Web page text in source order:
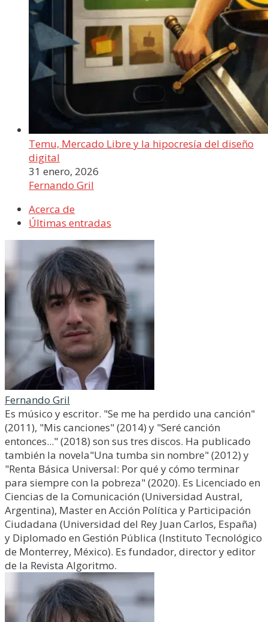
Temu, Mercado Libre y la hipocresía del diseño
digital
31 enero, 2026
Fernando Gril
Acerca de
Últimas entradas
Fernando Gril
Es músico y escritor. "Se me ha perdido una canción"
(2011), "Mis canciones" (2014) y "Seré canción
entonces..." (2018) son sus tres discos. Ha publicado
también la novela"Una tumba sin nombre" (2012) y
"Renta Básica Universal: Por qué y cómo terminar
para siempre con la pobreza" (2020). Es Licenciado en
Ciencias de la Comunicación (Universidad Austral,
Argentina), Master en Acción Política y Participación
Ciudadana (Universidad del Rey Juan Carlos, España)
y Diplomado en Gestión Pública (Instituto Tecnológico
de Monterrey, México). Es fundador, director y editor
de la Revista Algoritmo.